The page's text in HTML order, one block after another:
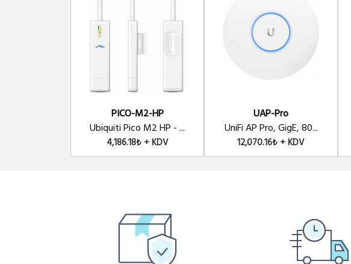
PICO-M2-HP
Ubiquiti Pico M2 HP - ...
4,186.18₺ + KDV
UAP-Pro
UniFi AP Pro, GigE, 80...
12,070.16₺ + KDV